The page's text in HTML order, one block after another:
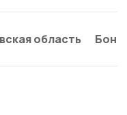
область